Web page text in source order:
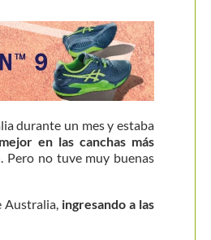
durante un mes y estaba
en las canchas más
Pero no tuve muy buenas
Australia, ingresando a las